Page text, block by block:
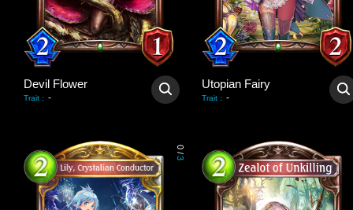
Devil Flower
Trait : -
Utopian Fairy
Trait : -
0
/
3